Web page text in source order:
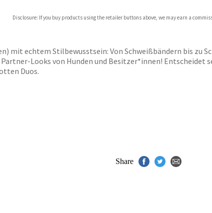
Waterstones
Disclosure: If you buy products using the retailer buttons above, we may earn a
mit echtem Stilbewusstsein: Von Schweißbändern bis zu
Partner-Looks von Hunden und Besitzer*innen!
Duos.
Share